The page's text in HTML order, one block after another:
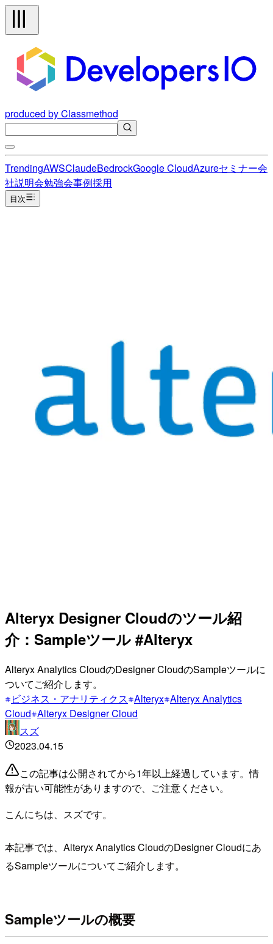
produced by Classmethod
TrendingAWSClaudeBedrockGoogle CloudAzureセミナー会
社説明会勉強会事例採用
目次
Alteryx Designer Cloudのツール紹
介：Sampleツール #Alteryx
Alteryx Analytics CloudのDesigner CloudのSampleツールに
ついてご紹介します。
ビジネス・アナリティクス Alteryx Alteryx Analytics
Cloud Alteryx Designer Cloud
スズ
2023.04.15
この記事は公開されてから1年以上経過しています。情
報が古い可能性がありますので、ご注意ください。
こんにちは、スズです。
本記事では、Alteryx Analytics CloudのDesigner Cloudにあ
るSampleツールについてご紹介します。
Sampleツールの概要